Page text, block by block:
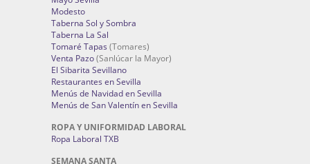
Modesto
Taberna Sol y Sombra
Taberna La Sal
Tomaré Tapas (Tomares)
Venta Pazo(Sanlúcar la Mayor)
El Sibarita Sevillano
Restaurantes en Sevilla
Menús de Navidad en Sevilla
Menús de San Valentín en Sevilla
ROPA Y UNIFORMIDAD LABORAL
Ropa Laboral TXB
SEMANA SANTA